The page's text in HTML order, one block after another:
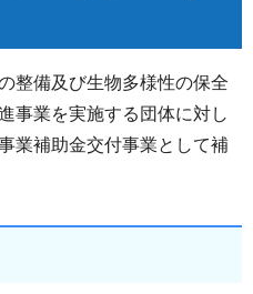
整備及び生物多様性の保全
事業を実施する団体に対し
業補助金交付事業として補